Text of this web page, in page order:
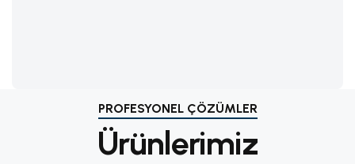
PROFESYONEL ÇÖZÜMLER
Ürünlerimiz